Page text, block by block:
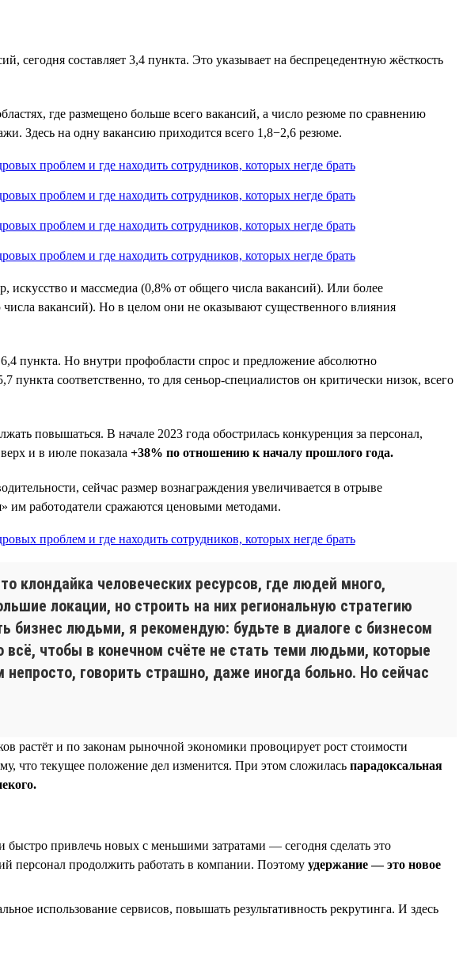
сегодня составляет 3,4 пункта. Это указывает на беспрецедентную жёсткость
где размещено больше всего вакансий, а число резюме по сравнению
Здесь на одну вакансию приходится всего 1,8−2,6 резюме.
и массмедиа (0,8% от общего числа вакансий). Или более
вакансий). Но в целом они не оказывают существенного влияния
пункта. Но внутри профобласти спрос и предложение абсолютно
соответственно, то для сеньор-специалистов он критически низок, всего
повышаться. В начале 2023 года обострилась конкуренция за персонал,
и в июле показала +38% по отношению к началу прошлого года.
сейчас размер вознаграждения увеличивается в отрыве
им работодатели сражаются ценовыми методами.
клондайка человеческих ресурсов, где людей много,
локации, но строить на них региональную стратегию
бизнес людьми, я рекомендую: будьте в диалоге с бизнесом
чтобы в конечном счёте не стать теми людьми, которые
говорить страшно, даже иногда больно. Но сейчас
растёт и по законам рыночной экономики провоцирует рост стоимости
что текущее положение дел изменится. При этом сложилась парадоксальная
привлечь новых с меньшими затратами — сегодня сделать это
персонал продолжить работать в компании. Поэтому удержание — это новое
использование сервисов, повышать результативность рекрутинга. И здесь